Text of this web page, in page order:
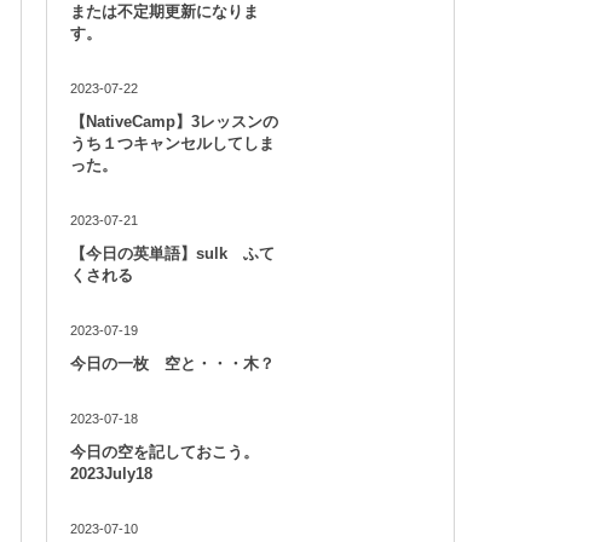
または不定期更新になりま
す。
2023-07-22
【NativeCamp】3レッスンの
うち１つキャンセルしてしま
った。
2023-07-21
【今日の英単語】sulk ふて
くされる
2023-07-19
今日の一枚 空と・・・木？
2023-07-18
今日の空を記しておこう。
2023July18
2023-07-10